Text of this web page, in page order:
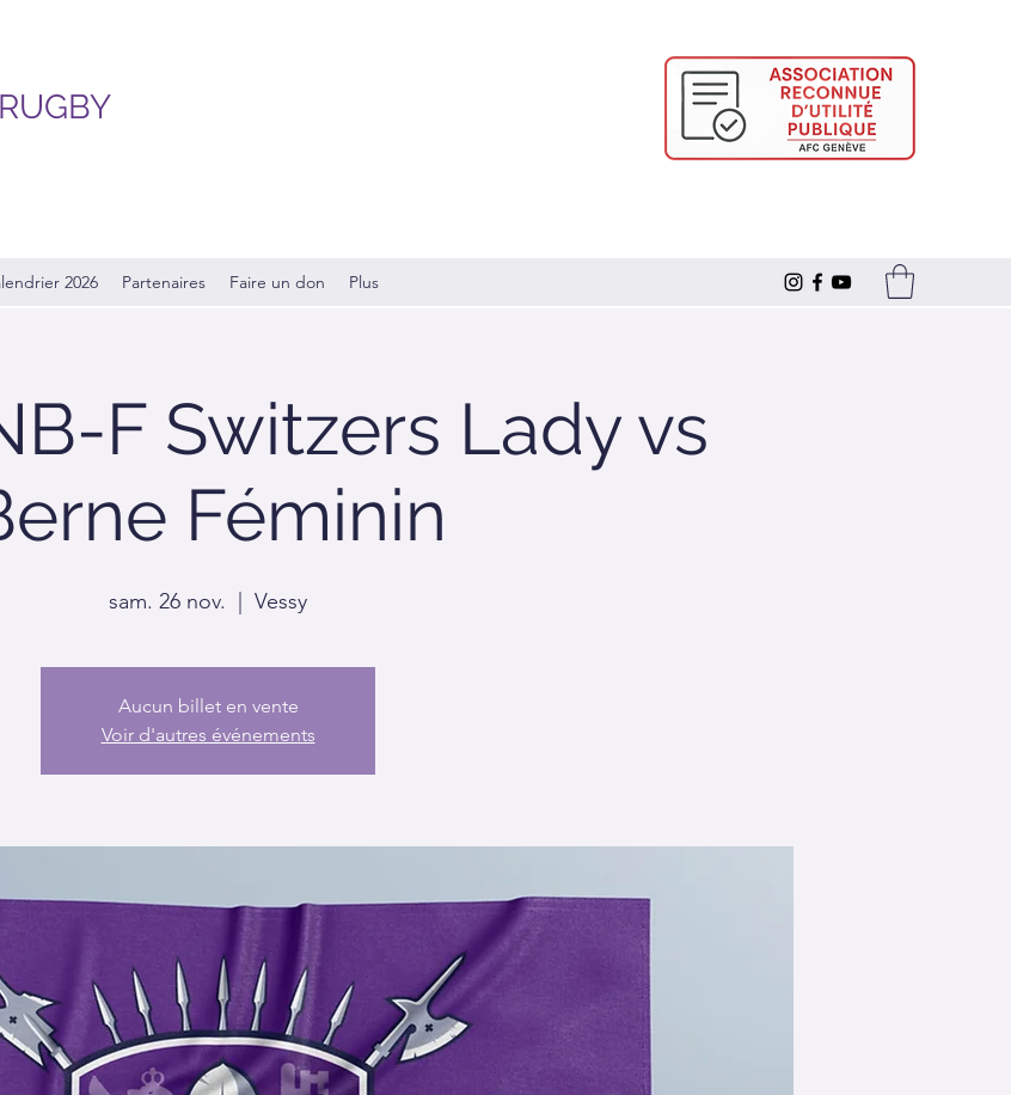
2026 Partenaires Faire un don Plus
F Switzers Lady vs
Féminin
sam. 26 nov.
  |
Vessy
Aucun billet en vente
Voir d'autres événements